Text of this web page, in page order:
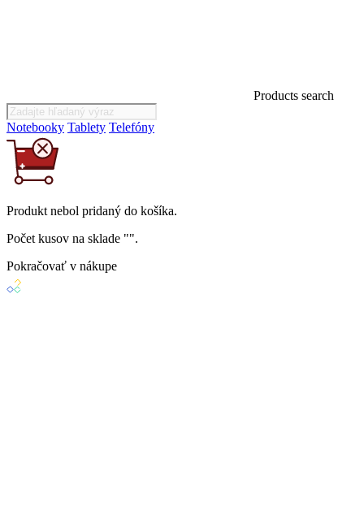
Products search
Notebooky Tablety Telefóny
Produkt nebol pridaný do košíka.
Počet kusov na sklade "".
Pokračovať v nákupe